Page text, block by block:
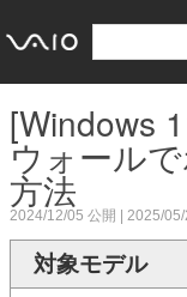
[Windows
ウォール
方法
2024/12/05 公開 | 2025/05/
対象モデル